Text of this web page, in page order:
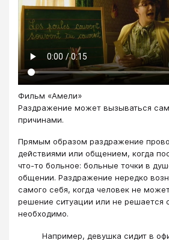
Фильм «Амели»
Раздражение может вызываться
причинами.
Прямым образом раздражение
действиями или общением, когда
что-то больное: больные точки в
общении. Раздражение нередко
самого себя, когда человек не
решение ситуации или не решается
необходимо.
Например, девушка сидит в